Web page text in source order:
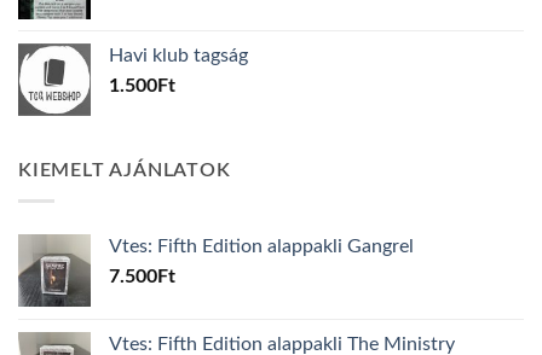
600Ft.100Ft.
Havi klub tagság
1.500Ft
KIEMELT AJÁNLATOK
Vtes: Fifth Edition alappakli Gangrel
7.500Ft
Vtes: Fifth Edition alappakli The Ministry